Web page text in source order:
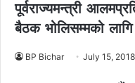
पूर्वराज्यमन्त्री
बैठक भोलिसम्मको
BP Bichar July 15, 2018